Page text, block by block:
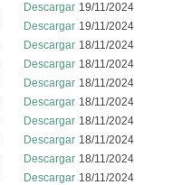
Descargar 19/11/2024
Descargar 19/11/2024
Descargar 18/11/2024
Descargar 18/11/2024
Descargar 18/11/2024
Descargar 18/11/2024
Descargar 18/11/2024
Descargar 18/11/2024
Descargar 18/11/2024
Descargar 18/11/2024